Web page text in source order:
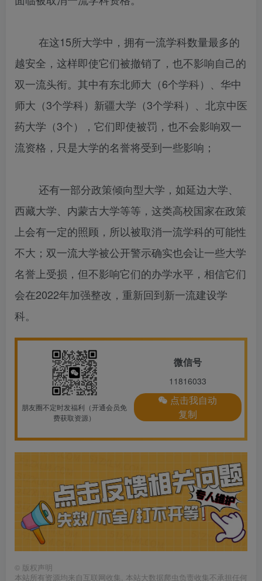
在这15所大学中，拥有一流学科数量最多的
越安全，这样即使它们被撤销了，也不影响自己的
双一流头衔。其中有东北师大（6个学科）、华中
师大（3个学科）新疆大学（3个学科）、北京中医
药大学（3个），它们即使被罚，也不会影响双一
流资格，只是大学的名誉将受到一些影响；
还有一部分政策倾向型大学，如延边大学、
西藏大学、内蒙古大学等等，这类高校国家在政策
上会有一定的照顾，所以被取消一流学科的可能性
不大；双一流大学被公开警示确实也会让一些大学
名誉上受损，但不影响它们的办学水平，相信它们
会在2022年加强整改，重新回到新一流建设学
科。
朋友圈不定时发福利（开通会员免
费获取资源）
微信号
11816033
点击我自动
复制
© 版权声明
本站所有资源均来自互联网收集, 本站大数据爬虫负责收集不承担任何